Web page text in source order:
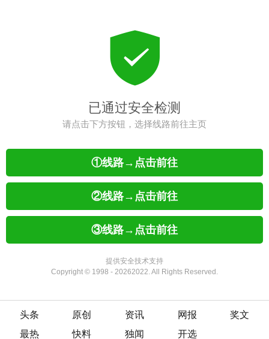
已通过安全检测
请点击下方按钮，选择线路前往主页
①线路→点击前往
②线路→点击前往
③线路→点击前往
提供安全技术支持
Copyright © 1998 - 20262022. All Rights Reserved.
头条 原创 资讯 网报
奖文
最热
快料 独闻 开选